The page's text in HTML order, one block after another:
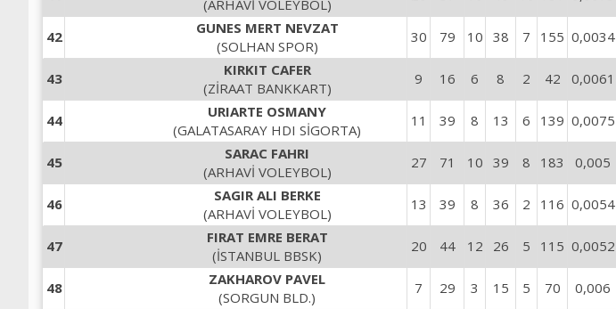
(ARHAVİ VOLEYBOL)
42
GUNES MERT NEVZAT
(SOLHAN SPOR)
30 79 10 38 7 155 0,0034
43
KIRKIT CAFER
(ZİRAAT BANKKART)
9 16 6 8 2 42 0,0061
44
URIARTE OSMANY
(GALATASARAY HDI SİGORTA)
11 39 8 13 6 139 0,0075
45
SARAC FAHRI
(ARHAVİ VOLEYBOL)
27 71 10 39 8 183 0,005
46
SAGIR ALI BERKE
(ARHAVİ VOLEYBOL)
13 39 8 36 2 116 0,0054
47
FIRAT EMRE BERAT
(İSTANBUL BBSK)
20 44 12 26 5 115 0,0052
48
ZAKHAROV PAVEL
(SORGUN BLD.)
7 29 3 15 5 70 0,006